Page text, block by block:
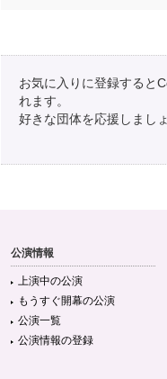
お気に入りに登録すると
れます。
好きな団体を応援しまし
公演情報
上演中の公演
もうすぐ開幕の公演
公演一覧
公演情報の登録